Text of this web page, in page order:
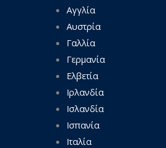
Αγγλία
Αυστρία
Γαλλία
Γερμανία
Ελβετία
Ιρλανδία
Ισλανδία
Ισπανία
Ιταλία